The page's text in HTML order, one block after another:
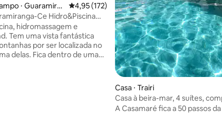
de 5, 99 avaliações
⋅ Guaramira
4,95 de uma avaliação média de 5, 172
4,95 (172)
Ce Hidro&Piscina
hidromassagem e
por ser localizada no
delas. Fica dentro de uma
Casa ⋅ Trairi
Casa à beira-mar, 4 suítes,
Guajiru, CE
A Casamaré fica a 50 passos da